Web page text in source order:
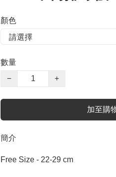
顏色
數量
−
+
加至購
簡介
Free Size - 22-29 cm